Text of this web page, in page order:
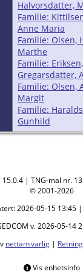
Halvorsdatter,
Familie:
Anne Maria
Familie: Olsen,
Marthe
Familie:
Gregarsdatter,
Familie: Olsen,
Margit
Familie:
Gunhild
15.0.4 | TNG-mal nr.
© 2001-2026
2026-05-15 13:45 |
v. 2026-05-14
nettansvarlig |
Vis enhetsinfo